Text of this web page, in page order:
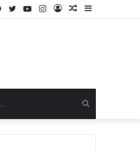
Sidebar
Artikel
Log
Instagram
YouTube
Twitter
Facebook
...